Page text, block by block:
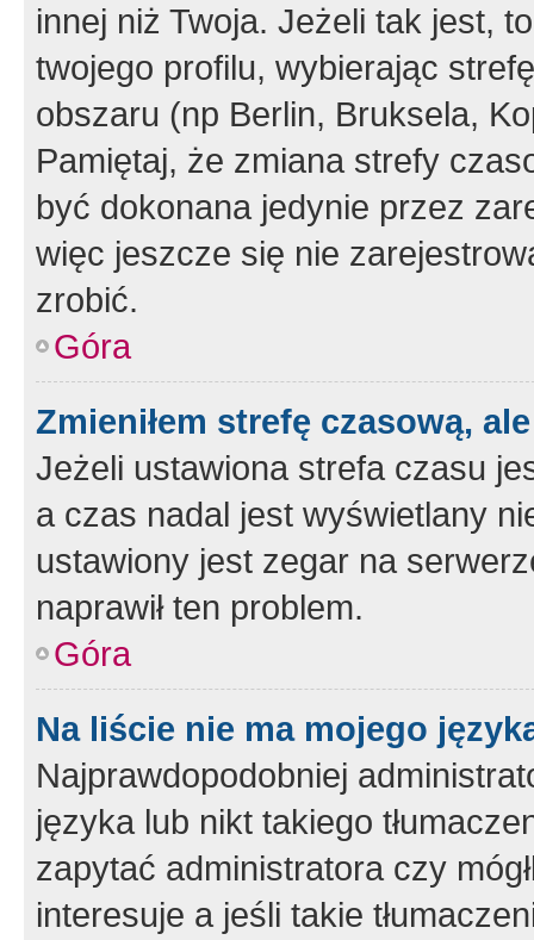
innej niż Twoja. Jeżeli tak jest,
twojego profilu, wybierając
obszaru (np Berlin, Bruksela,
Pamiętaj, że zmiana strefy
być dokonana jedynie przez
więc jeszcze się nie
zrobić.
Góra
Zmieniłem strefę czasową,
Jeżeli ustawiona strefa czasu
a czas nadal jest wyświetlany
ustawiony jest zegar na
naprawił ten problem.
Góra
Na liście nie ma mojego
Najprawdopodobniej
języka lub nikt takiego
zapytać administratora czy
interesuje a jeśli takie